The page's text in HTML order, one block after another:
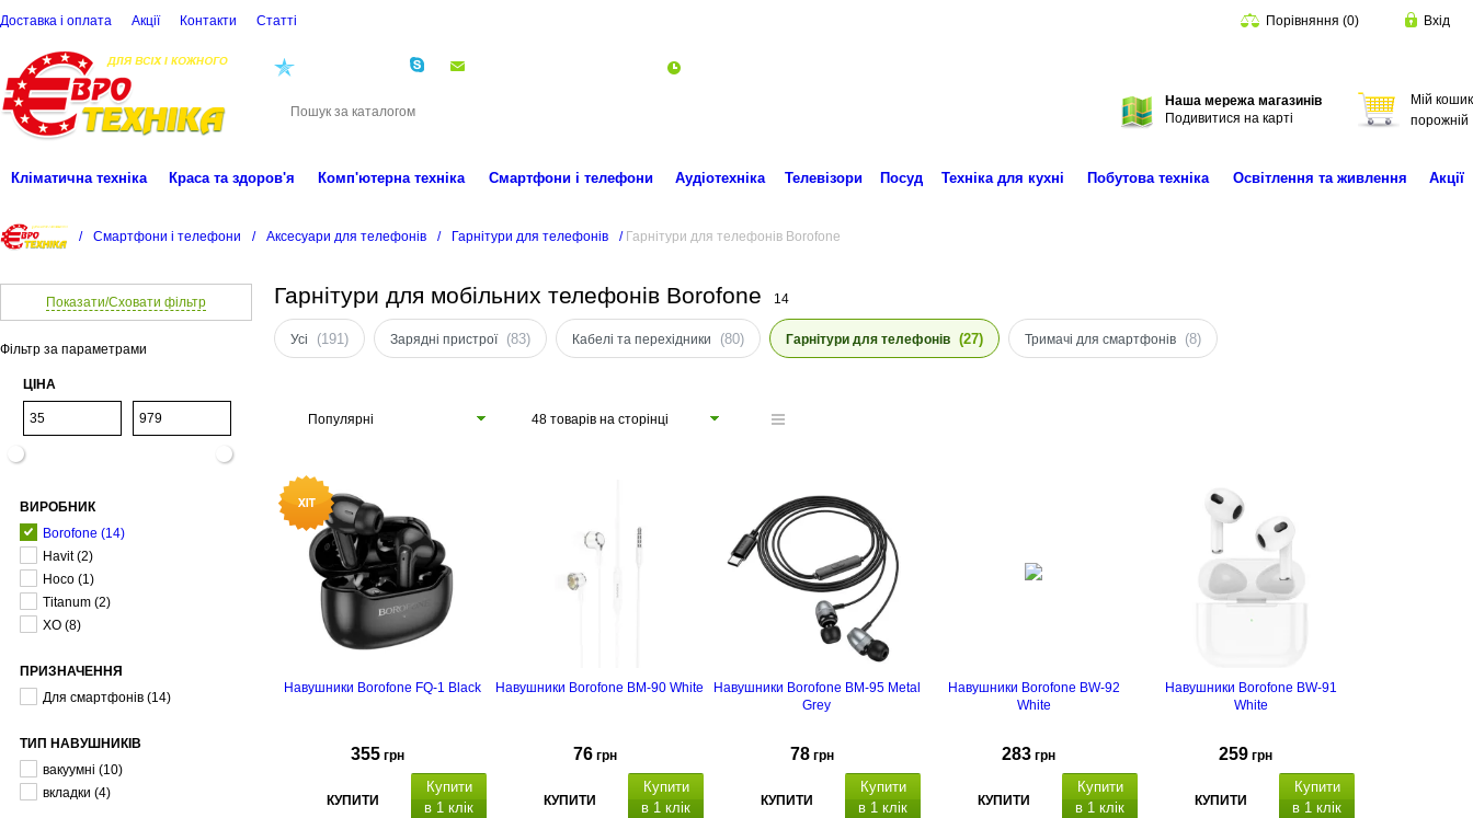
Доставка і оплата Акції Контакти Статті Порівняння (0) Вхід
Наша мережа магазинів
Подивитися на карті
Мій кошик
порожній
Кліматична техніка Краса та здоров'я Комп'ютерна техніка Смартфони і телефони Аудіотехніка Телевізори Посуд Техніка для кухні Побутова техніка Освітлення та живлення Акції
/ Смартфони і телефони / Аксесуари для телефонів / Гарнітури для телефонів / Гарнітури для телефонів Borofone
Показати/Сховати фільтр
Фільтр за параметрами
ЦІНА
ВИРОБНИК
Borofone (14)
Havit (2)
Hoco (1)
Titanum (2)
XO (8)
ПРИЗНАЧЕННЯ
Для смартфонів (14)
ТИП НАВУШНИКІВ
вакуумні (10)
вкладки (4)
Гарнітури для мобільних телефонів Borofone 14
Усі (191) Зарядні пристрої (83) Кабелі та перехідники (80) Гарнітури для телефонів (27) Тримачі для смартфонів (8)
Популярні 48 товарів на сторінці
Навушники Borofone FQ-1 Black
355 грн
КУПИТИ
Купити
в 1 клік
Навушники Borofone BM-90 White
76 грн
КУПИТИ
Купити
в 1 клік
Навушники Borofone BM-95 Metal
Grey
78 грн
КУПИТИ
Купити
в 1 клік
Навушники Borofone BW-92
White
283 грн
КУПИТИ
Купити
в 1 клік
Навушники Borofone BW-91
White
259 грн
КУПИТИ
Купити
в 1 клік